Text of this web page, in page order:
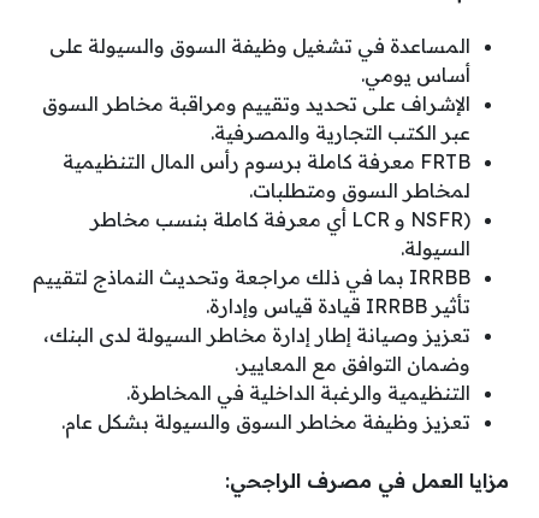
المساعدة في تشغيل وظيفة السوق والسيولة على
أساس يومي.
الإشراف على تحديد وتقييم ومراقبة مخاطر السوق
عبر الكتب التجارية والمصرفية.
FRTB معرفة كاملة برسوم رأس المال التنظيمية
لمخاطر السوق ومتطلبات.
(NSFR و LCR أي معرفة كاملة بنسب مخاطر
السيولة.
IRRBB بما في ذلك مراجعة وتحديث النماذج لتقييم
تأثير IRRBB قيادة قياس وإدارة.
تعزيز وصيانة إطار إدارة مخاطر السيولة لدى البنك،
وضمان التوافق مع المعايير.
التنظيمية والرغبة الداخلية في المخاطرة.
تعزيز وظيفة مخاطر السوق والسيولة بشكل عام.
مزايا العمل في مصرف الراجحي: